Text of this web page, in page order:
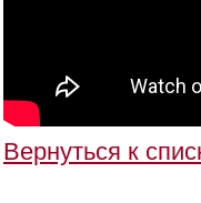
Вернуться к